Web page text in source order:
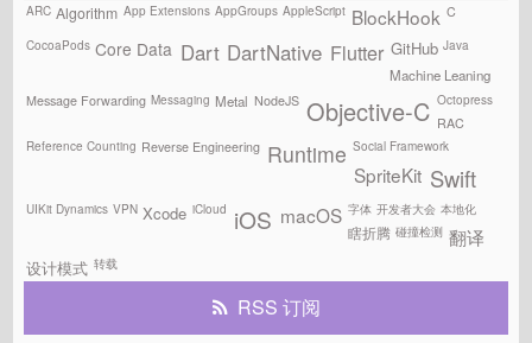
ARC Algorithm App Extensions AppGroups AppleScript BlockHook C
CocoaPods Core Data Dart DartNative Flutter GitHub Java
Machine Leaning
Message Forwarding Messaging Metal NodeJS Objective-C Octopress
RAC
Reference Counting Reverse Engineering Runtime Social Framework
SpriteKit Swift
UIKit Dynamics VPN Xcode iCloud iOS macOS 字体 开发者大会 本地化
瞎折腾 碰撞检测 翻译
设计模式 转载
RSS 订阅